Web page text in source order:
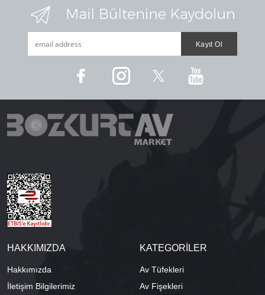
HAKKIMIZDA
Hakkımızda
İletişim Bilgilerimiz
KATEGORİLER
Av Tüfekleri
Av Fişekleri